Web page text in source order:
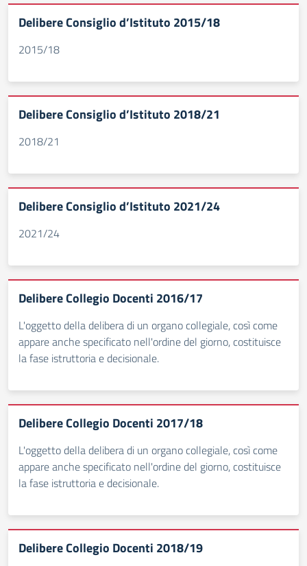
Delibere Consiglio d’Istituto 2015/18
2015/18
Delibere Consiglio d’Istituto 2018/21
2018/21
Delibere Consiglio d’Istituto 2021/24
2021/24
Delibere Collegio Docenti 2016/17
L'oggetto della delibera di un organo collegiale, così come
appare anche specificato nell'ordine del giorno, costituisce
la fase istruttoria e decisionale.
Delibere Collegio Docenti 2017/18
L'oggetto della delibera di un organo collegiale, così come
appare anche specificato nell'ordine del giorno, costituisce
la fase istruttoria e decisionale.
Delibere Collegio Docenti 2018/19